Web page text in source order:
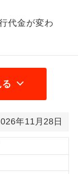
代金が変わ
年11月28日
加いただけるコー
ただけるコースで